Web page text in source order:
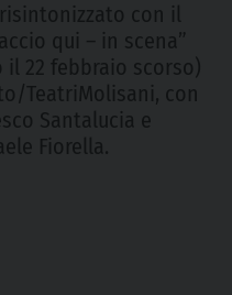
con il
qui – in scena”
22 febbraio scorso)
TeatriMolisani, con
Santalucia e
Fiorella.